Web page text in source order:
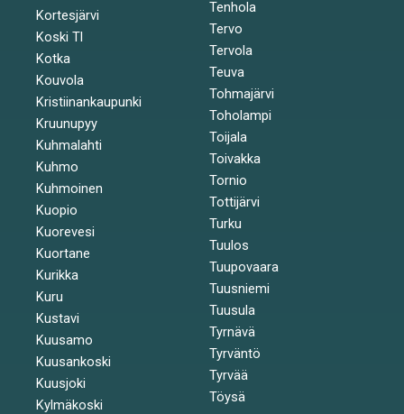
Kortesjärvi
Koski Tl
Kotka
Kouvola
Kristiinankaupunki
Kruunupyy
Kuhmalahti
Kuhmo
Kuhmoinen
Kuopio
Kuorevesi
Kuortane
Kurikka
Kuru
Kustavi
Kuusamo
Kuusankoski
Kuusjoki
Kylmäkoski
Tenhola
Tervo
Tervola
Teuva
Tohmajärvi
Toholampi
Toijala
Toivakka
Tornio
Tottijärvi
Turku
Tuulos
Tuupovaara
Tuusniemi
Tuusula
Tyrnävä
Tyrväntö
Tyrvää
Töysä